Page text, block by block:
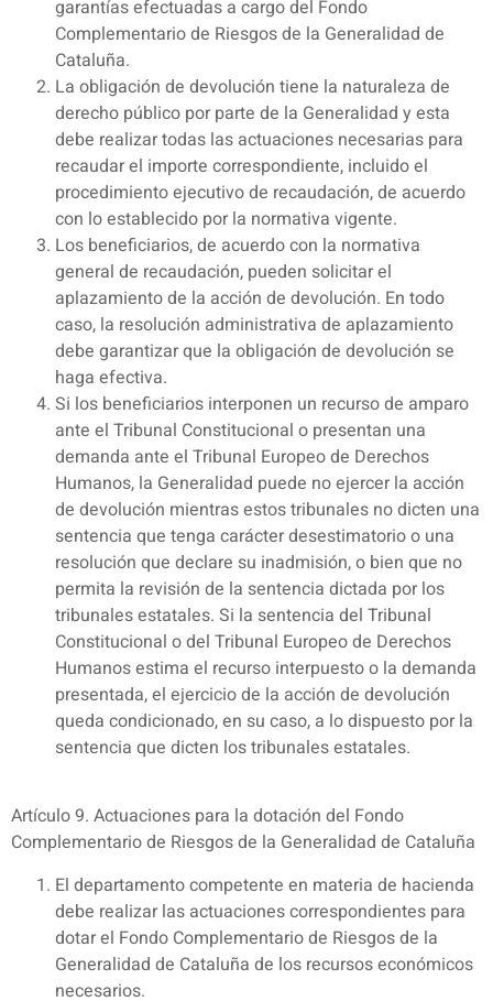
garantías efectuadas a cargo del Fondo
Complementario de Riesgos de la Generalidad de
Cataluña.
La obligación de devolución tiene la naturaleza de
derecho público por parte de la Generalidad y esta
debe realizar todas las actuaciones necesarias para
recaudar el importe correspondiente, incluido el
procedimiento ejecutivo de recaudación, de acuerdo
con lo establecido por la normativa vigente.
Los beneficiarios, de acuerdo con la normativa
general de recaudación, pueden solicitar el
aplazamiento de la acción de devolución. En todo
caso, la resolución administrativa de aplazamiento
debe garantizar que la obligación de devolución se
haga efectiva.
Si los beneficiarios interponen un recurso de amparo
ante el Tribunal Constitucional o presentan una
demanda ante el Tribunal Europeo de Derechos
Humanos, la Generalidad puede no ejercer la acción
de devolución mientras estos tribunales no dicten una
sentencia que tenga carácter desestimatorio o una
resolución que declare su inadmisión, o bien que no
permita la revisión de la sentencia dictada por los
tribunales estatales. Si la sentencia del Tribunal
Constitucional o del Tribunal Europeo de Derechos
Humanos estima el recurso interpuesto o la demanda
presentada, el ejercicio de la acción de devolución
queda condicionado, en su caso, a lo dispuesto por la
sentencia que dicten los tribunales estatales.
Artículo 9. Actuaciones para la dotación del Fondo
Complementario de Riesgos de la Generalidad de Cataluña
El departamento competente en materia de hacienda
debe realizar las actuaciones correspondientes para
dotar el Fondo Complementario de Riesgos de la
Generalidad de Cataluña de los recursos económicos
necesarios.